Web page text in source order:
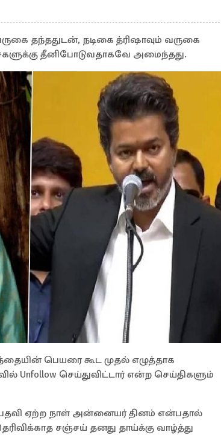
தந்ததுடன், நடிகை த்ரிஷாவும் வருகை
தீனிபோடுவதாகவே அமைந்தது.
பெயரை கூட முதல் எழுத்தாக
Unfollow செய்துவிட்டார் என்ற செய்திகளும்
ஏற்ற நாள் அன்னையர் தினம் என்பதால்
சஞ்சய் தனது தாய்க்கு வாழ்த்து